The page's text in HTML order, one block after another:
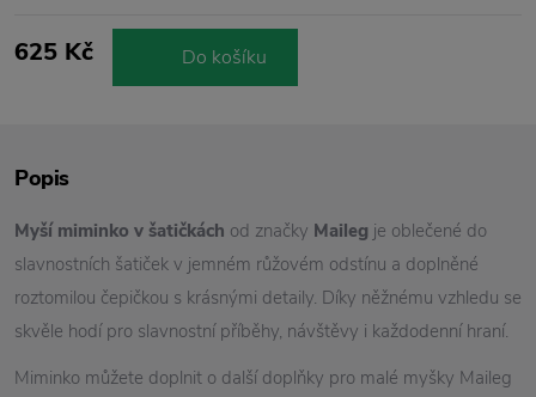
625 Kč Do košíku
Popis
Myší miminko v šatičkách od značky Maileg je oblečené do
slavnostních šatiček v jemném růžovém odstínu a doplněné
roztomilou čepičkou s krásnými detaily. Díky něžnému vzhledu se
skvěle hodí pro slavnostní příběhy, návštěvy i každodenní hraní.
Miminko můžete doplnit o další doplňky pro malé myšky Maileg